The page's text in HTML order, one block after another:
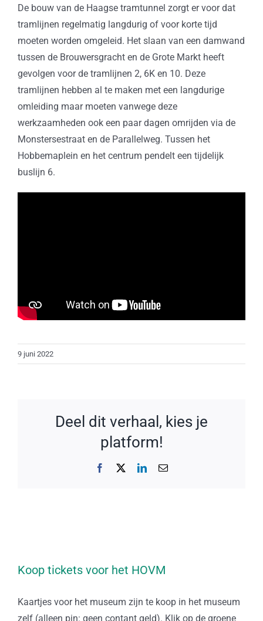
De bouw van de Haagse tramtunnel zorgt er voor dat
tramlijnen regelmatig langdurig of voor korte tijd
moeten worden omgeleid. Het slaan van een damwand
tussen de Brouwersgracht en de Grote Markt heeft
gevolgen voor de tramlijnen 2, 6K en 10. Deze
tramlijnen hebben al te maken met een langdurige
omleiding maar moeten vanwege deze
werkzaamheden ook een paar dagen omrijden via de
Monstersestraat en de Parallelweg. Tussen het
Hobbemaplein en het centrum pendelt een tijdelijk
buslijn 6.
9 juni 2022
Deel dit verhaal, kies je
platform!
Facebook LinkedIn
E-
Koop tickets voor het HOVM
Kaartjes voor het museum zijn te koop in het museum
zelf (alleen pin: geen contant geld). Klik op de groene